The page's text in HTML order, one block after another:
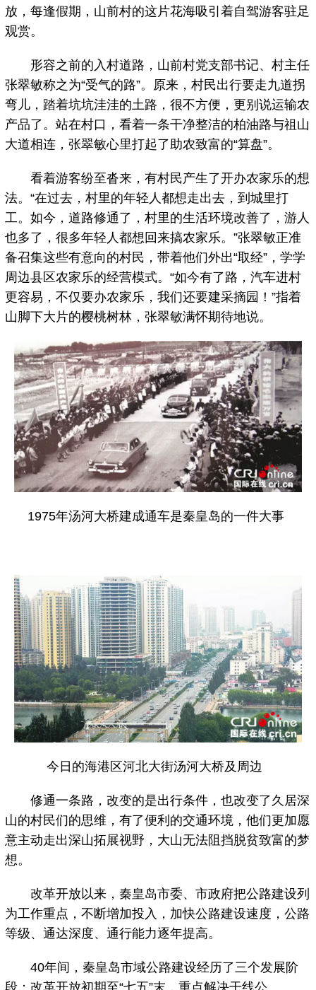
放，每逢假期，山前村的这片花海吸引着自驾游客驻足
观赏。
形容之前的入村道路，山前村党支部书记、村主任
张翠敏称之为“受气的路”。原来，村民出行要走九道拐
弯儿，踏着坑坑洼洼的土路，很不方便，更别说运输农
产品了。站在村口，看着一条干净整洁的柏油路与祖山
大道相连，张翠敏心里打起了助农致富的“算盘”。
看着游客纷至沓来，有村民产生了开办农家乐的想
法。“在过去，村里的年轻人都想走出去，到城里打
工。如今，道路修通了，村里的生活环境改善了，游人
也多了，很多年轻人都想回来搞农家乐。”张翠敏正准
备召集这些有意向的村民，带着他们外出“取经”，学学
周边县区农家乐的经营模式。“如今有了路，汽车进村
更容易，不仅要办农家乐，我们还要建采摘园！”指着
山脚下大片的樱桃树林，张翠敏满怀期待地说。
1975年汤河大桥建成通车是秦皇岛的一件大事
今日的海港区河北大街汤河大桥及周边
修通一条路，改变的是出行条件，也改变了久居深
山的村民们的思维，有了便利的交通环境，他们更加愿
意主动走出深山拓展视野，大山无法阻挡脱贫致富的梦
想。
改革开放以来，秦皇岛市委、市政府把公路建设列
为工作重点，不断增加投入，加快公路建设速度，公路
等级、通达深度、通行能力逐年提高。
40年间，秦皇岛市域公路建设经历了三个发展阶